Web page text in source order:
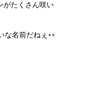
がたくさん咲い
な名前だねぇ